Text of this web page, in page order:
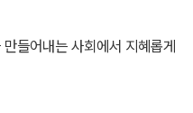
들어내는 사회에서 지혜롭게